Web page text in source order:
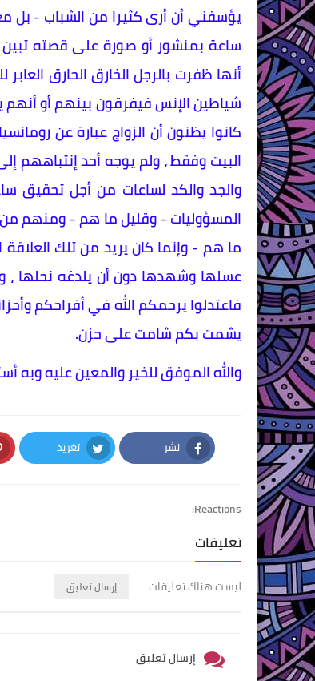
يؤسفني أن أرى كثيرا من الشباب - بل
ساعة بمنشور أو صورة على قصته تبين
أنها ظفرت بالرجل الخارق الحارق
شياطين الإنس فيفرقون بينهم أو
كانوا يظنون أن الزواج عبارة عن
البيت وفقط ، ولم يوجه أحد إنتباههم
والجد والكد لساعات من أجل تحقيق
المسؤوليات - وقليل ما هم - ومنهم من
ما هم - وإنما كان يريد من تلك
عسلها وشهدها دون أن يلدغه نحلها ،
فاعتدلوا يرحمكم الله في أفراحكم
يشمت بكم شامت على حزن.
والله الموفق للخير والمعين عليه
نشر
Facebook
تغريد
Twitter
Reactions:
تعليقات
ليست هناك تعليقات إرسال تعليق
إرسال تعليق